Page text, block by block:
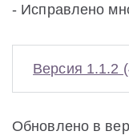
- Исправлено
Версия 1.1.2
Обновлено в